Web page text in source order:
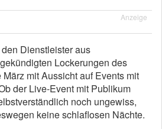
Anzeige
Dienstleister aus
Lockerungen des
mit Aussicht auf Events mit
der Live-Event mit Publikum
noch ungewiss,
keine schlaflosen Nächte.